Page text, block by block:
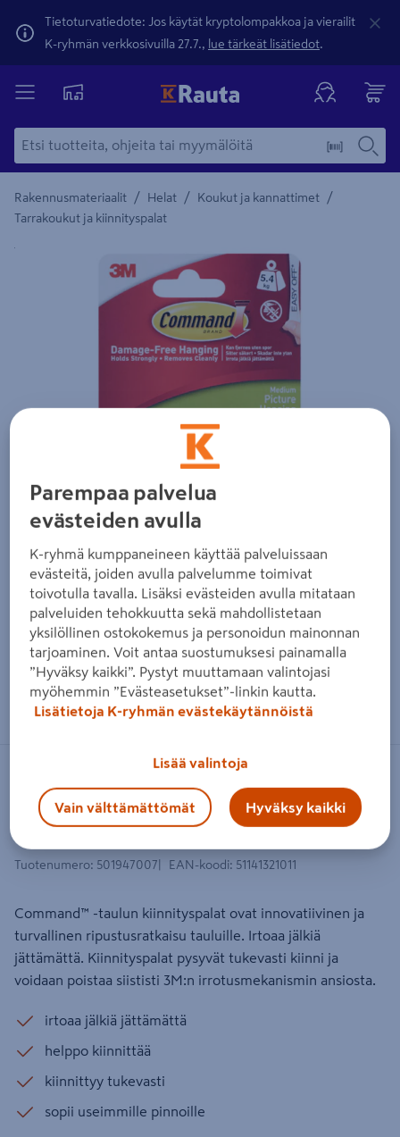
Tietoturvatiedote: Jos käytät kryptolompakkoa ja vierailit
K-ryhmän verkkosivuilla 27.7., lue tärkeät lisätiedot.
Rakennusmateriaalit / Helat / Koukut ja kannattimet /
Tarrakoukut ja kiinnityspalat
Yksityiskohtainen kuvaus löytyy Tuotteen kuvaus -
Zoomaa kuvaa sormilla kosketusnäytöllä
Kiinnityspala Command taulu
keskikokoinen valkoinen
Tuotenumero: 501947007 EAN-koodi: 51141321011
Command™ -taulun kiinnityspalat ovat innovatiivinen ja
turvallinen ripustusratkaisu tauluille. Irtoaa jälkiä
jättämättä. Kiinnityspalat pysyvät tukevasti kiinni ja
voidaan poistaa siististi 3M:n irrotusmekanismin ansiosta.
irtoaa jälkiä jättämättä
helppo kiinnittää
kiinnittyy tukevasti
sopii useimmille pinnoille
Parempaa palvelua
evästeiden avulla
K-ryhmä kumppaneineen käyttää palveluissaan
evästeitä, joiden avulla palvelumme toimivat
toivotulla tavalla. Lisäksi evästeiden avulla mitataan
palveluiden tehokkuutta sekä mahdollistetaan
yksilöllinen ostokokemus ja personoidun mainonnan
tarjoaminen. Voit antaa suostumuksesi painamalla
”Hyväksy kaikki”. Pystyt muuttamaan valintojasi
myöhemmin ”Evästeasetukset”-linkin kautta.
Lisätietoja K-ryhmän evästekäytännöistä
Lisää valintoja
Vain välttämättömät Hyväksy kaikki